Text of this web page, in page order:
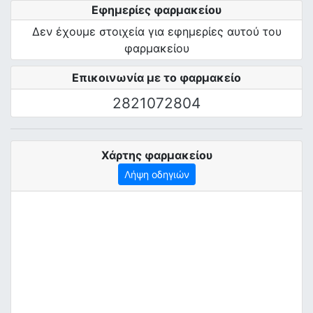
Επικοινωνία με το φαρμακείο
2821072804
Εφημερίες φαρμακείου
Δεν έχουμε στοιχεία για εφημερίες αυτού του
φαρμακείου
Χάρτης φαρμακείου
Λήψη οδηγιών